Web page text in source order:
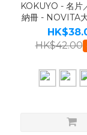
KOKUYO - 名片
納冊 - NOVITA
不鼓起180枚（
HK$42.00